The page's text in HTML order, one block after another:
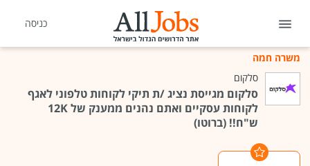
כניסה
משרה חמה
סלקום
סלקום מגייסת נציג /ת תיקי לקוחות טלפוני לאגף
לקוחות עסקיים ואתם נהנים ממענק של 12K
ש"ח!! (ברוטו)